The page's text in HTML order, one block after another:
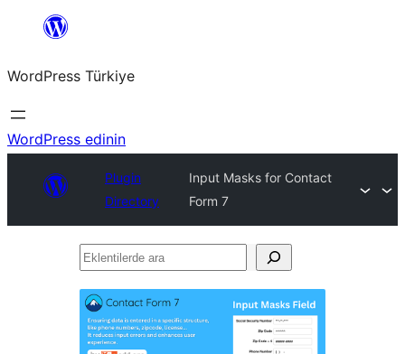
İçeriğe
WordPress Türkiye
WordPress edinin
Plugin
Directory
Input Masks for Contact
Form 7
Eklentilerde